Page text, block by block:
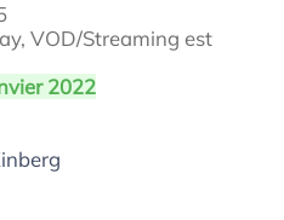
VOD/Streaming est
2022